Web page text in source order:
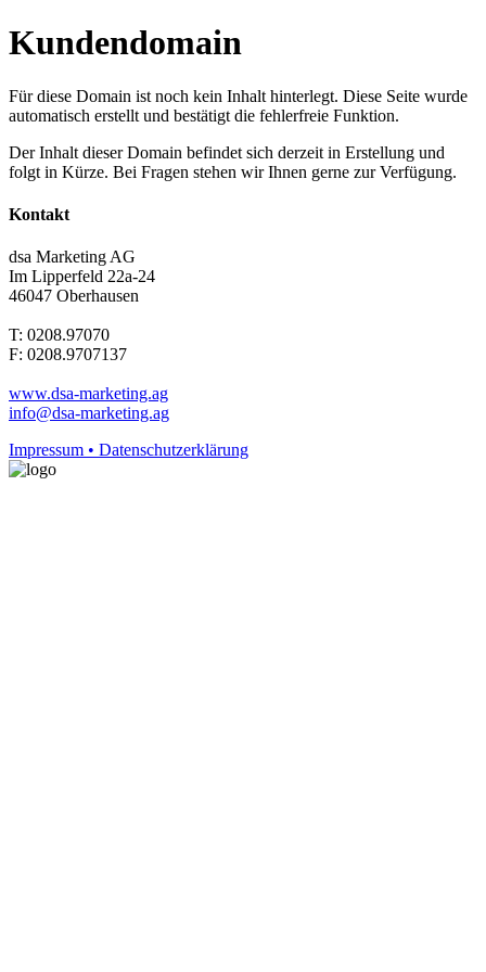
Kundendomain
Für diese Domain ist noch kein Inhalt hinterlegt. Diese Seite wurde
automatisch erstellt und bestätigt die fehlerfreie Funktion.
Der Inhalt dieser Domain befindet sich derzeit in Erstellung und
folgt in Kürze. Bei Fragen stehen wir Ihnen gerne zur Verfügung.
Kontakt
dsa Marketing AG
Im Lipperfeld 22a-24
46047 Oberhausen
T: 0208.97070
F: 0208.9707137
www.dsa-marketing.ag
info@dsa-marketing.ag
Impressum • Datenschutzerklärung